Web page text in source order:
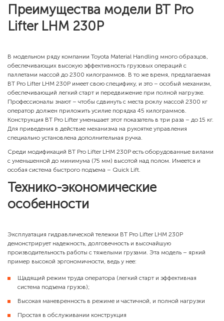
Преимущества модели BT Pro
Lifter LHM 230P
В модельном ряду компании Toyota Material Handling много образцов,
обеспечивающих высокую эффективность грузовых операций с
паллетами массой до 2300 килограммов. В то же время, предлагаемая
BT Pro Lifter LHM 230P имеет свою специфику, и это – особый механизм,
обеспечивающий легкий старт и передвижение при полной нагрузке.
Профессионалы знают – чтобы сдвинуть с места роклу массой 2300 кг
оператор должен приложить усилие порядка 45 килограммов.
Конструкция BT Pro Lifter уменьшает этот показатель в три раза – до 15 кг.
Для приведения в действие механизма на рукоятке управления
специально установлена дополнительная ручка.
Среди модификаций BT Pro Lifter LHM 230P есть оборудованные вилами
с уменьшенной до минимума (75 мм) высотой над полом. Имеется и
особая система быстрого подъема – Quick Lift.
Технико-экономические
особенности
Эксплуатация гидравлической тележки BT Pro Lifter LHM 230P
демонстрирует надежность, долговечность и высочайшую
производительность работы с тяжелыми грузами. Эта модель – яркий
пример высокой эргономичности, ведь у нее:
Щадящий режим труда оператора (легкий старт и эффективная
система подъема грузов);
Высокая маневренность в режиме и частичной, и полной нагрузки
Простая в обслуживании конструкция